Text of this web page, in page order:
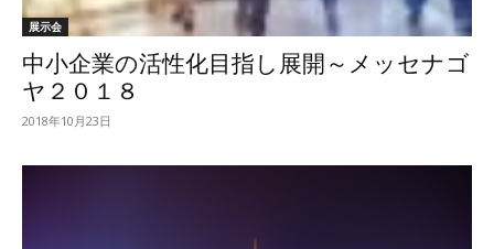
展示会
中小企業の活性化目指し展開～メッセナゴ
ヤ２０１８
2018年10月23日